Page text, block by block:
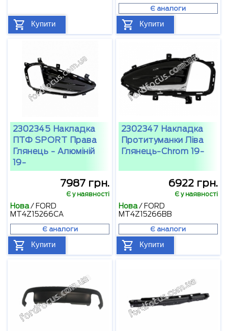
Купити
Є аналоги
Купити
2302345 Накладка
ПТФ SPORT Права
Глянець - Алюміній
19-
7987 грн.
Є у наявності
Нова/ FORD
MT4Z15266CA
Є аналоги
Купити
2302347 Накладка
Протитуманки Ліва
Глянець-Chrom 19-
6922 грн.
Є у наявності
Нова/ FORD
MT4Z15266BB
Є аналоги
Купити